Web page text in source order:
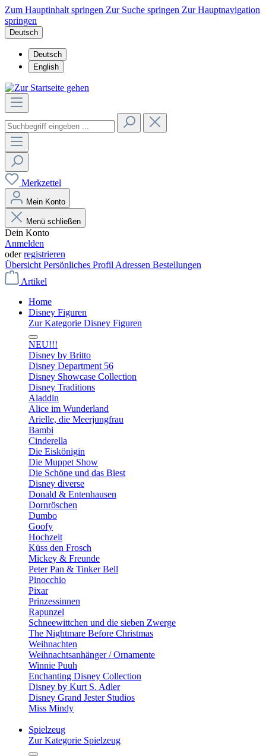
Zum Hauptinhalt springen Zur Suche springen Zur Hauptnavigation
springen
Deutsch
Deutsch
English
Merkzettel
Mein Konto
Menü schließen
Dein Konto
Anmelden
oderregistrieren
Übersicht Persönliches Profil Adressen Bestellungen
Artikel
Home
Disney Figuren
Zur Kategorie Disney Figuren
NEU!!!
Disney by Britto
Disney Department 56
Disney Showcase Collection
Disney Traditions
Aladdin
Alice im Wunderland
Arielle, die Meerjungfrau
Bambi
Cinderella
Die Eiskönigin
Die Muppet Show
Die Schöne und das Biest
Disney diverse
Donald & Entenhausen
Dornröschen
Dumbo
Goofy
Hochzeit
Küss den Frosch
Mickey & Freunde
Peter Pan & Tinker Bell
Pinocchio
Pixar
Prinzessinnen
Rapunzel
Schneewittchen und die sieben Zwerge
The Nightmare Before Christmas
Weihnachten
Weihnachtsanhänger / Ornamente
Winnie Puuh
Enchanting Disney Collection
Disney by Kurt S. Adler
Disney Grand Jester Studios
Miss Mindy
Spielzeug
Zur Kategorie Spielzeug